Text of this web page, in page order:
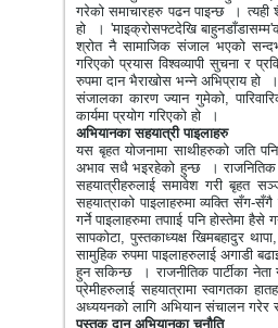
गरेको समाचारहरु पढन पाइन्छ
। त्यही
हो
। 'माइक्रोसफ्टदेखि बाहुनडाँडासम्म'
श्रोत नै सामाजिक संजाल भएको
गरिएको प्रयास विश्वव्यापी सुचना र
रुपमा दान भैराखोस भन्ने अभिप्राय हो
संजालका कारण ज्यान गुमेको,
कार्यमा प्रयोग गरिएको हो
।
अभियानका सहयात्री पाइलाहरु
यस बृहत योजनामा साथीहरुको जति
अभाव सधै भइरहेको हुन्छ
। राजनितिक
सहयात्रीहरुलाई समावेश गरी बृहत
सहयात्राको पाइलाहरुमा व्यक्ति सँग-सँगै
गर्ने पाइलाहरुमा तपााई पनि होस्तेमा
सापकोटा, पुस्तकाध्यक्ष खिमबहादुर थापा,
सामुहिक रुपमा पाइलाहरुलाई अगाडी
हुन सकिन्छ
। राजनीतिक पार्टीका
प्रेमीहरुलाई सहयात्रामा स्वागतका
अध्ययनको लागि अभियान संचालन गरेर
पुस्तक दान अभियानका चुनौति